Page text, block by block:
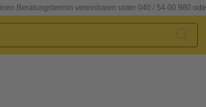
Beratungstermin vereinbaren unter 040 / 54 00 980